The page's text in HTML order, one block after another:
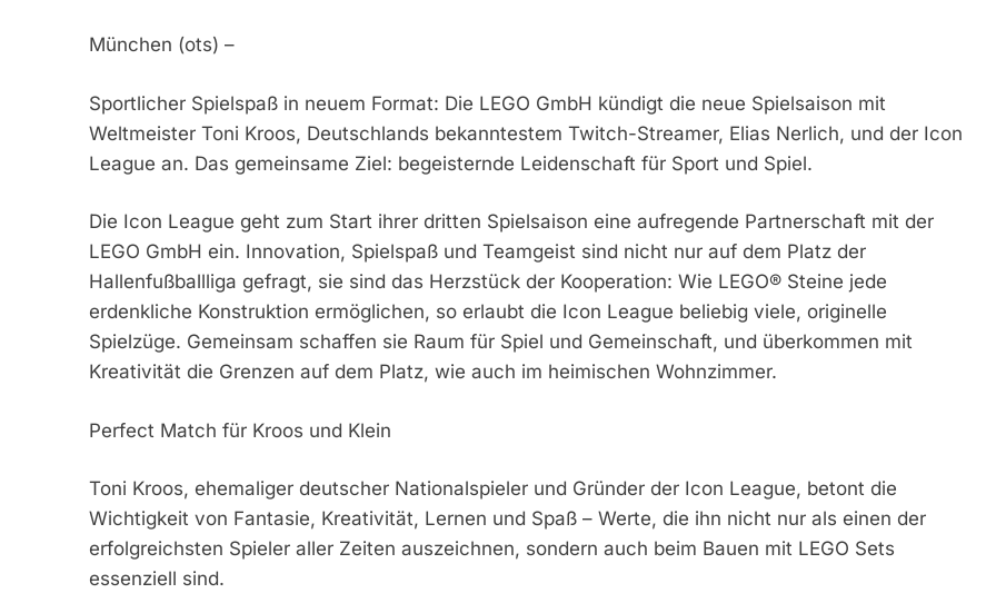
München (ots) –
Sportlicher Spielspaß in neuem Format: Die LEGO GmbH kündigt die neue Spielsaison mit
Weltmeister Toni Kroos, Deutschlands bekanntestem Twitch-Streamer, Elias Nerlich, und der Icon
League an. Das gemeinsame Ziel: begeisternde Leidenschaft für Sport und Spiel.
Die Icon League geht zum Start ihrer dritten Spielsaison eine aufregende Partnerschaft mit der
LEGO GmbH ein. Innovation, Spielspaß und Teamgeist sind nicht nur auf dem Platz der
Hallenfußballliga gefragt, sie sind das Herzstück der Kooperation: Wie LEGO® Steine jede
erdenkliche Konstruktion ermöglichen, so erlaubt die Icon League beliebig viele, originelle
Spielzüge. Gemeinsam schaffen sie Raum für Spiel und Gemeinschaft, und überkommen mit
Kreativität die Grenzen auf dem Platz, wie auch im heimischen Wohnzimmer.
Perfect Match für Kroos und Klein
Toni Kroos, ehemaliger deutscher Nationalspieler und Gründer der Icon League, betont die
Wichtigkeit von Fantasie, Kreativität, Lernen und Spaß – Werte, die ihn nicht nur als einen der
erfolgreichsten Spieler aller Zeiten auszeichnen, sondern auch beim Bauen mit LEGO Sets
essenziell sind.